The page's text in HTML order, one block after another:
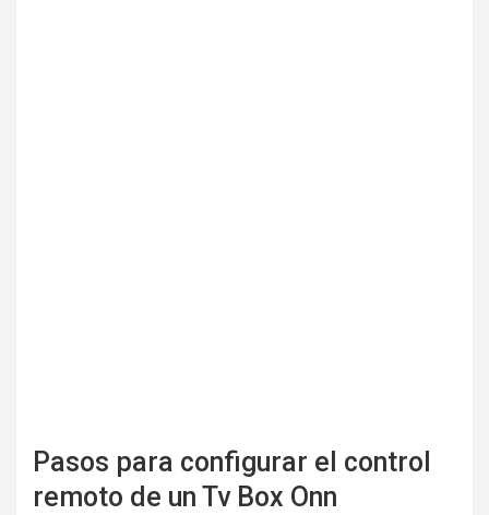
Pasos para configurar el control
remoto de un Tv Box Onn